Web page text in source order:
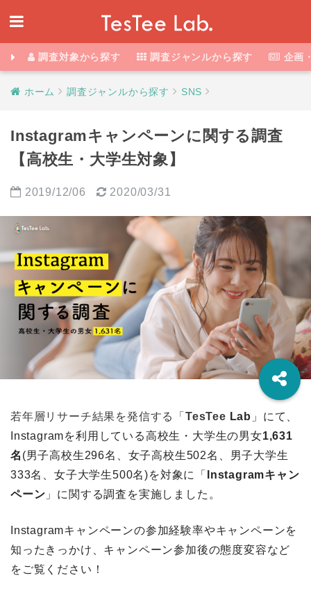
調査対象から探す 調査ジャンルから探す 企画
ホーム 調査ジャンルから探す SNS
Instagramキャンペーンに関する調査
【高校生・大学生対象】
2019/12/06 2020/03/31
若年層リサーチ結果を発信する「 TesTee Lab 」にて、
Instagramを利用している高校生・大学生の男女1,631
名 (男子高校生296名、女子高校生502名、男子大学生
333名、女子大学生500名)を対象に「
Instagramキャン
ペーン 」に関する調査を実施しました。
Instagramキャンペーンの参加経験率やキャンペーンを
知ったきっかけ、キャンペーン参加後の態度変容など
をご覧ください！